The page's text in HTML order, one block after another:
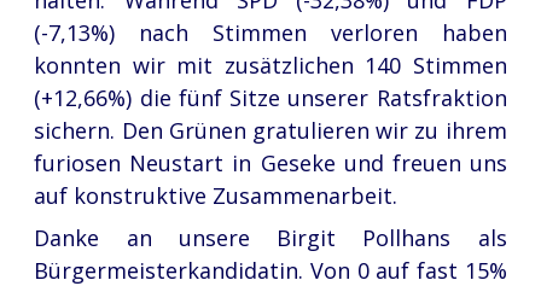
(-7,13%) nach Stimmen verloren haben
konnten wir mit zusätzlichen 140 Stimmen
(+12,66%) die fünf Sitze unserer Ratsfraktion
sichern. Den Grünen gratulieren wir zu ihrem
furiosen Neustart in Geseke und freuen uns
auf konstruktive Zusammenarbeit.
Danke an unsere Birgit Pollhans als
Bürgermeisterkandidatin. Von 0 auf fast 15%